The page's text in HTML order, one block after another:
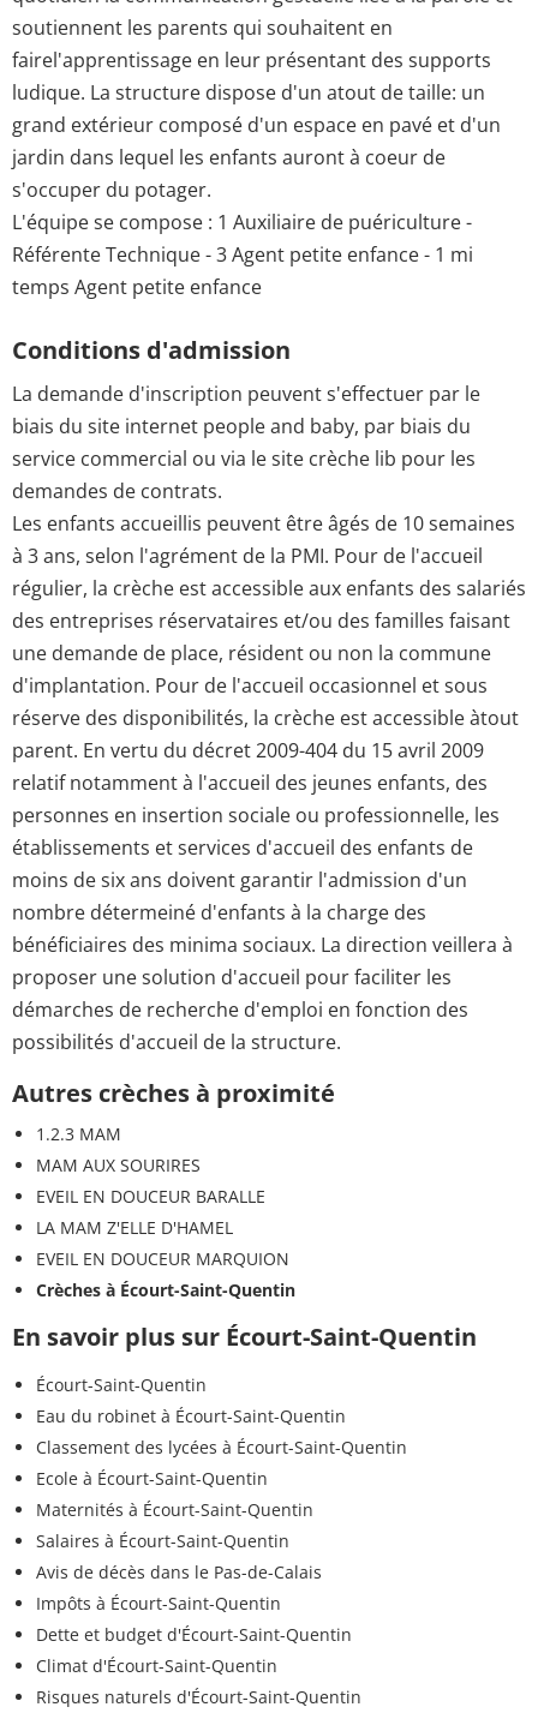
soutiennent les parents qui souhaitent en
fairel'apprentissage en leur présentant des supports
ludique. La structure dispose d'un atout de taille: un
grand extérieur composé d'un espace en pavé et d'un
jardin dans lequel les enfants auront à coeur de
s'occuper du potager.
L'équipe se compose : 1 Auxiliaire de puériculture -
Référente Technique - 3 Agent petite enfance - 1 mi
temps Agent petite enfance
Conditions d'admission
La demande d'inscription peuvent s'effectuer par le
biais du site internet people and baby, par biais du
service commercial ou via le site crèche lib pour les
demandes de contrats.
Les enfants accueillis peuvent être âgés de 10 semaines
à 3 ans, selon l'agrément de la PMI. Pour de l'accueil
régulier, la crèche est accessible aux enfants des salariés
des entreprises réservataires et/ou des familles faisant
une demande de place, résident ou non la commune
d'implantation. Pour de l'accueil occasionnel et sous
réserve des disponibilités, la crèche est accessible àtout
parent. En vertu du décret 2009-404 du 15 avril 2009
relatif notamment à l'accueil des jeunes enfants, des
personnes en insertion sociale ou professionnelle, les
établissements et services d'accueil des enfants de
moins de six ans doivent garantir l'admission d'un
nombre détermeiné d'enfants à la charge des
bénéficiaires des minima sociaux. La direction veillera à
proposer une solution d'accueil pour faciliter les
démarches de recherche d'emploi en fonction des
possibilités d'accueil de la structure.
Autres crèches à proximité
1.2.3 MAM
MAM AUX SOURIRES
EVEIL EN DOUCEUR BARALLE
LA MAM Z'ELLE D'HAMEL
EVEIL EN DOUCEUR MARQUION
Crèches à Écourt-Saint-Quentin
En savoir plus sur Écourt-Saint-Quentin
Écourt-Saint-Quentin
Eau du robinet à Écourt-Saint-Quentin
Classement des lycées à Écourt-Saint-Quentin
Ecole à Écourt-Saint-Quentin
Maternités à Écourt-Saint-Quentin
Salaires à Écourt-Saint-Quentin
Avis de décès dans le Pas-de-Calais
Impôts à Écourt-Saint-Quentin
Dette et budget d'Écourt-Saint-Quentin
Climat d'Écourt-Saint-Quentin
Risques naturels d'Écourt-Saint-Quentin